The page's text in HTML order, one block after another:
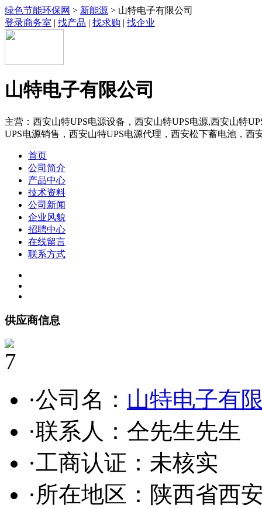
绿色节能环保网 > 新能源 > 山特电子有限公司
登录商务室 | 找产品 | 找求购 | 找企业
山特电子有限公司
主营：西安山特UPS电源设备，西安山特UPS电源,西安山特
UPS电源销售，西安山特UPS电源代理，西安松下蓄电池，西
首页
公司简介
产品中心
技术资料
公司新闻
企业风貌
招聘中心
在线留言
联系方式
供应商信息
7
·公司名： 山特电子有
·联系人：仝先生先生
·工商认证： 未核实
·所在地区：陕西省西